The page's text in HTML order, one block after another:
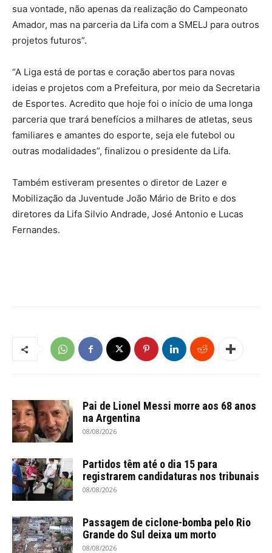
sua vontade, não apenas da realização do Campeonato
Amador, mas na parceria da Lifa com a SMELJ para outros
projetos futuros”.
“A Liga está de portas e coração abertos para novas
ideias e projetos com a Prefeitura, por meio da Secretaria
de Esportes. Acredito que hoje foi o início de uma longa
parceria que trará benefícios a milhares de atletas, seus
familiares e amantes do esporte, seja ele futebol ou
outras modalidades”, finalizou o presidente da Lifa.
Também estiveram presentes o diretor de Lazer e
Mobilização da Juventude João Mário de Brito e dos
diretores da Lifa Silvio Andrade, José Antonio e Lucas
Fernandes.
Pai de Lionel Messi morre aos 68 anos
na Argentina
08/08/2026
Partidos têm até o dia 15 para
registrarem candidaturas nos tribunais
08/08/2026
Passagem de ciclone-bomba pelo Rio
Grande do Sul deixa um morto
08/08/2026